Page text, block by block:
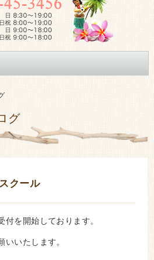
グ
クール
を開始しております。
いいたします。